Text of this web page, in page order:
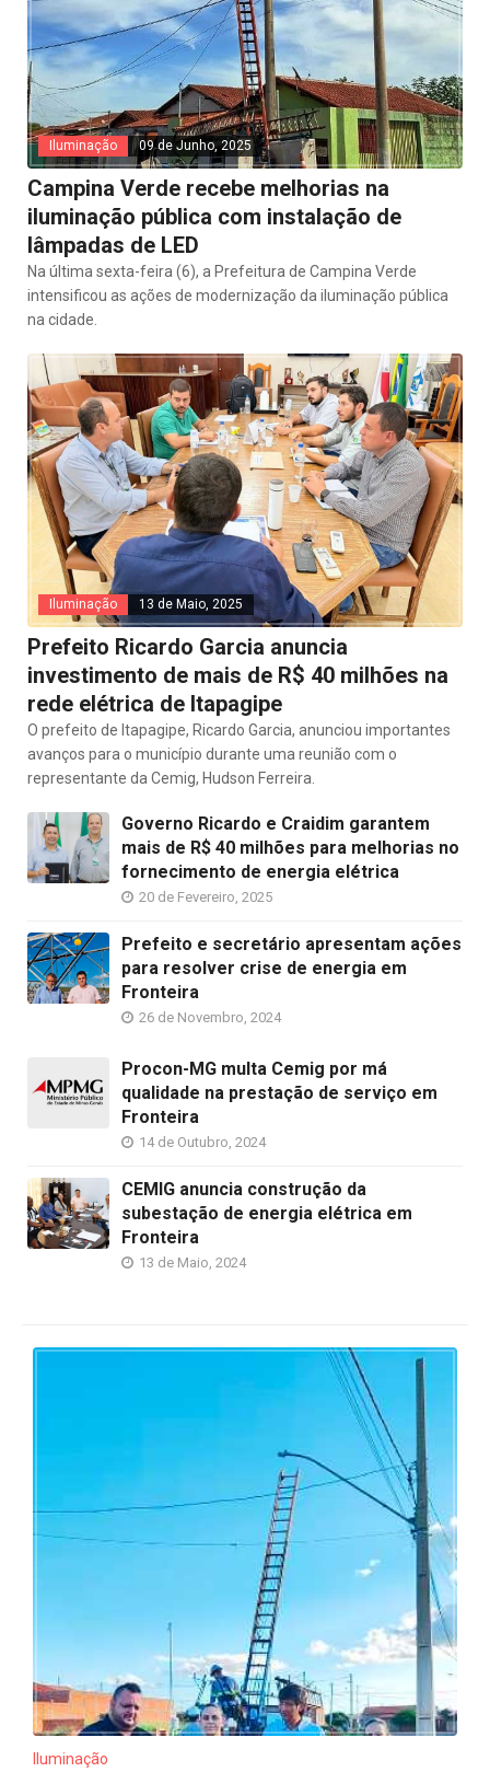
Iluminação 09 de Junho, 2025
Campina Verde recebe melhorias na
iluminação pública com instalação de
lâmpadas de LED
Na última sexta-feira (6), a Prefeitura de Campina Verde
intensificou as ações de modernização da iluminação pública
na cidade.
Iluminação 13 de Maio, 2025
Prefeito Ricardo Garcia anuncia
investimento de mais de R$ 40 milhões na
rede elétrica de Itapagipe
O prefeito de Itapagipe, Ricardo Garcia, anunciou importantes
avanços para o município durante uma reunião com o
representante da Cemig, Hudson Ferreira.
Governo Ricardo e Craidim garantem
mais de R$ 40 milhões para melhorias no
fornecimento de energia elétrica
20 de Fevereiro, 2025
Prefeito e secretário apresentam ações
para resolver crise de energia em
Fronteira
26 de Novembro, 2024
Procon-MG multa Cemig por má
qualidade na prestação de serviço em
Fronteira
14 de Outubro, 2024
CEMIG anuncia construção da
subestação de energia elétrica em
Fronteira
13 de Maio, 2024
Iluminação